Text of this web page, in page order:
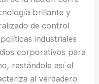
brillante y
de control
industriales
corporativos para
restándole así el
al verdadero